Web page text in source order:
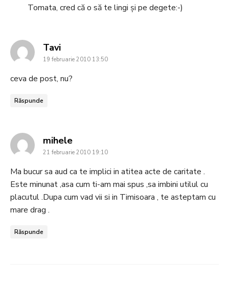
Tomata, cred că o să te lingi și pe degete:-)
Tavisays:
19 februarie 2010 13:50
ceva de post, nu?
Răspunde
mihelesays:
21 februarie 2010 19:10
Ma bucur sa aud ca te implici in atitea acte de caritate .
Este minunat ,asa cum ti-am mai spus ,sa imbini utilul cu
placutul .Dupa cum vad vii si in Timisoara , te asteptam cu
mare drag .
Răspunde